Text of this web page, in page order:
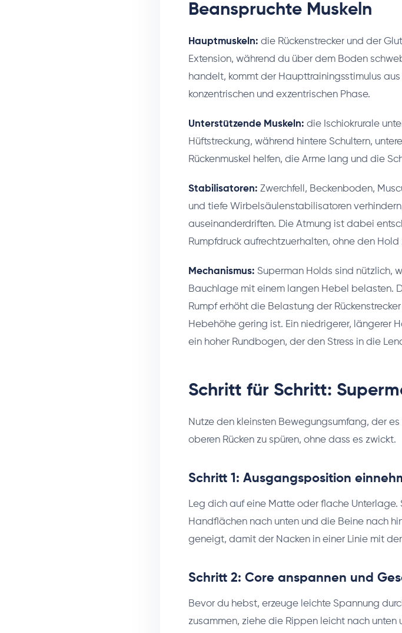
Beanspruchte Muskeln
Hauptmuskeln: die Rückenstrecker und der
Extension, während du über dem Boden
handelt, kommt der Haupttrainingsstimulus
konzentrischen und exzentrischen Phase.
Unterstützende Muskeln: die Ischiokrurale
Hüftstreckung, während hintere Schultern,
Rückenmuskel helfen, die Arme lang und die
Stabilisatoren: Zwerchfell, Beckenboden,
und tiefe Wirbelsäulenstabilisatoren
auseinanderdriften. Die Atmung ist dabei
Rumpfdruck aufrechtzuerhalten, ohne den
Mechanismus: Superman Holds sind nützlich,
Bauchlage mit einem langen Hebel belasten.
Rumpf erhöht die Belastung der
Hebehöhe gering ist. Ein niedrigerer, längerer
ein hoher Rundbogen, der den Stress in die
Schritt für Schritt:
Nutze den kleinsten Bewegungsumfang, der
oberen Rücken zu spüren, ohne dass es zwickt.
Schritt 1: Ausgangsposition
Leg dich auf eine Matte oder flache Unterlage.
Handflächen nach unten und die Beine nach
geneigt, damit der Nacken in einer Linie mit
Schritt 2: Core anspannen und
Bevor du hebst, erzeuge leichte Spannung
zusammen, ziehe die Rippen leicht nach